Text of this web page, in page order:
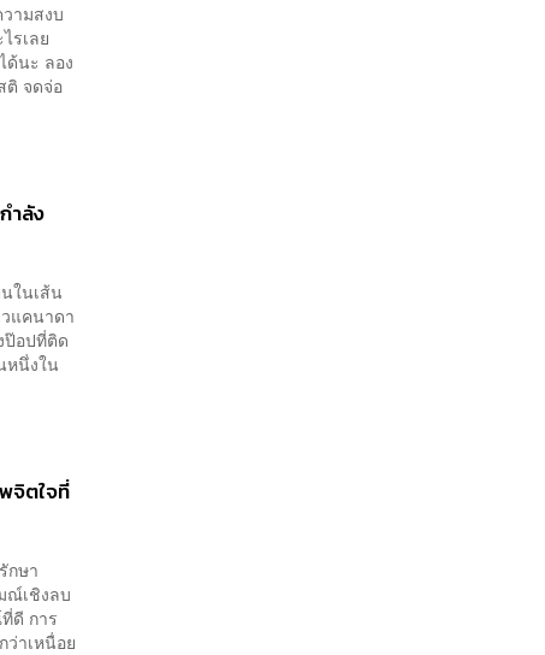
ามสงบ
รเลย
ด้นะ ลอง
ติ จดจ่อ
ำลัง
ในเส้น
แคนาดา
ป๊อปที่ติด
หนึ่งใน
จิตใจที่
กษา
ณ์เชิงลบ
ดี การ
าเหนื่อย